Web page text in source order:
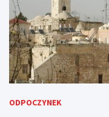
ODPOCZYNEK